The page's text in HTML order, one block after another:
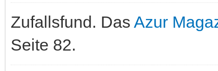
Zufallsfund. Das Azur
Seite 82.